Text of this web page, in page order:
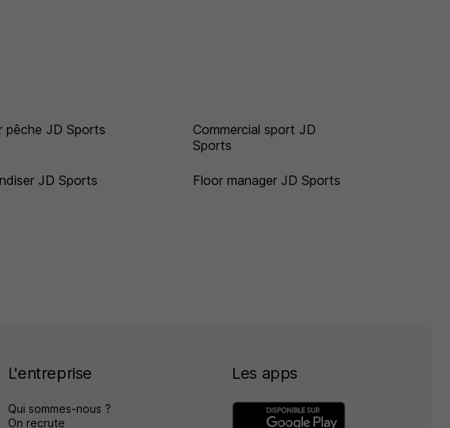
pêche JD Sports
Commercial sport JD
Sports
JD Sports Floor manager JD Sports
L'entreprise
Qui sommes-nous ?
On recrute
Les apps